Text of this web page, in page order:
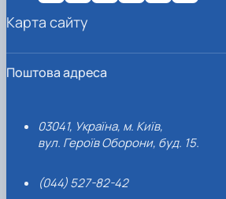
Поштова адреса
03041, Україна, м. Київ,
вул. Героїв Оборони, буд. 15.
(044) 527-82-42
Карта сайту